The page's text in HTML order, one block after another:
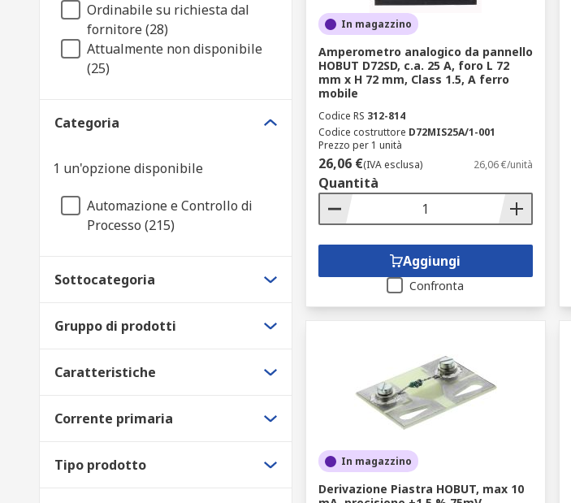
Ordinabile su richiesta dal
fornitore (28)
Attualmente non disponibile
(25)
Categoria
1 un'opzione disponibile
Automazione e Controllo di
Processo (215)
Sottocategoria
Gruppo di prodotti
Caratteristiche
Corrente primaria
Tipo prodotto
In magazzino
Amperometro analogico da pannello
HOBUT D72SD, c.a. 25 A, foro L 72
mm x H 72 mm, Class 1.5, A ferro
mobile
Codice RS 312-814
Codice costruttore D72MIS25A/1-001
Prezzo per 1 unità
26,06 €(IVA esclusa) 26,06 €/unità
Quantità
Aggiungi
Confronta
In magazzino
Derivazione Piastra HOBUT, max 10